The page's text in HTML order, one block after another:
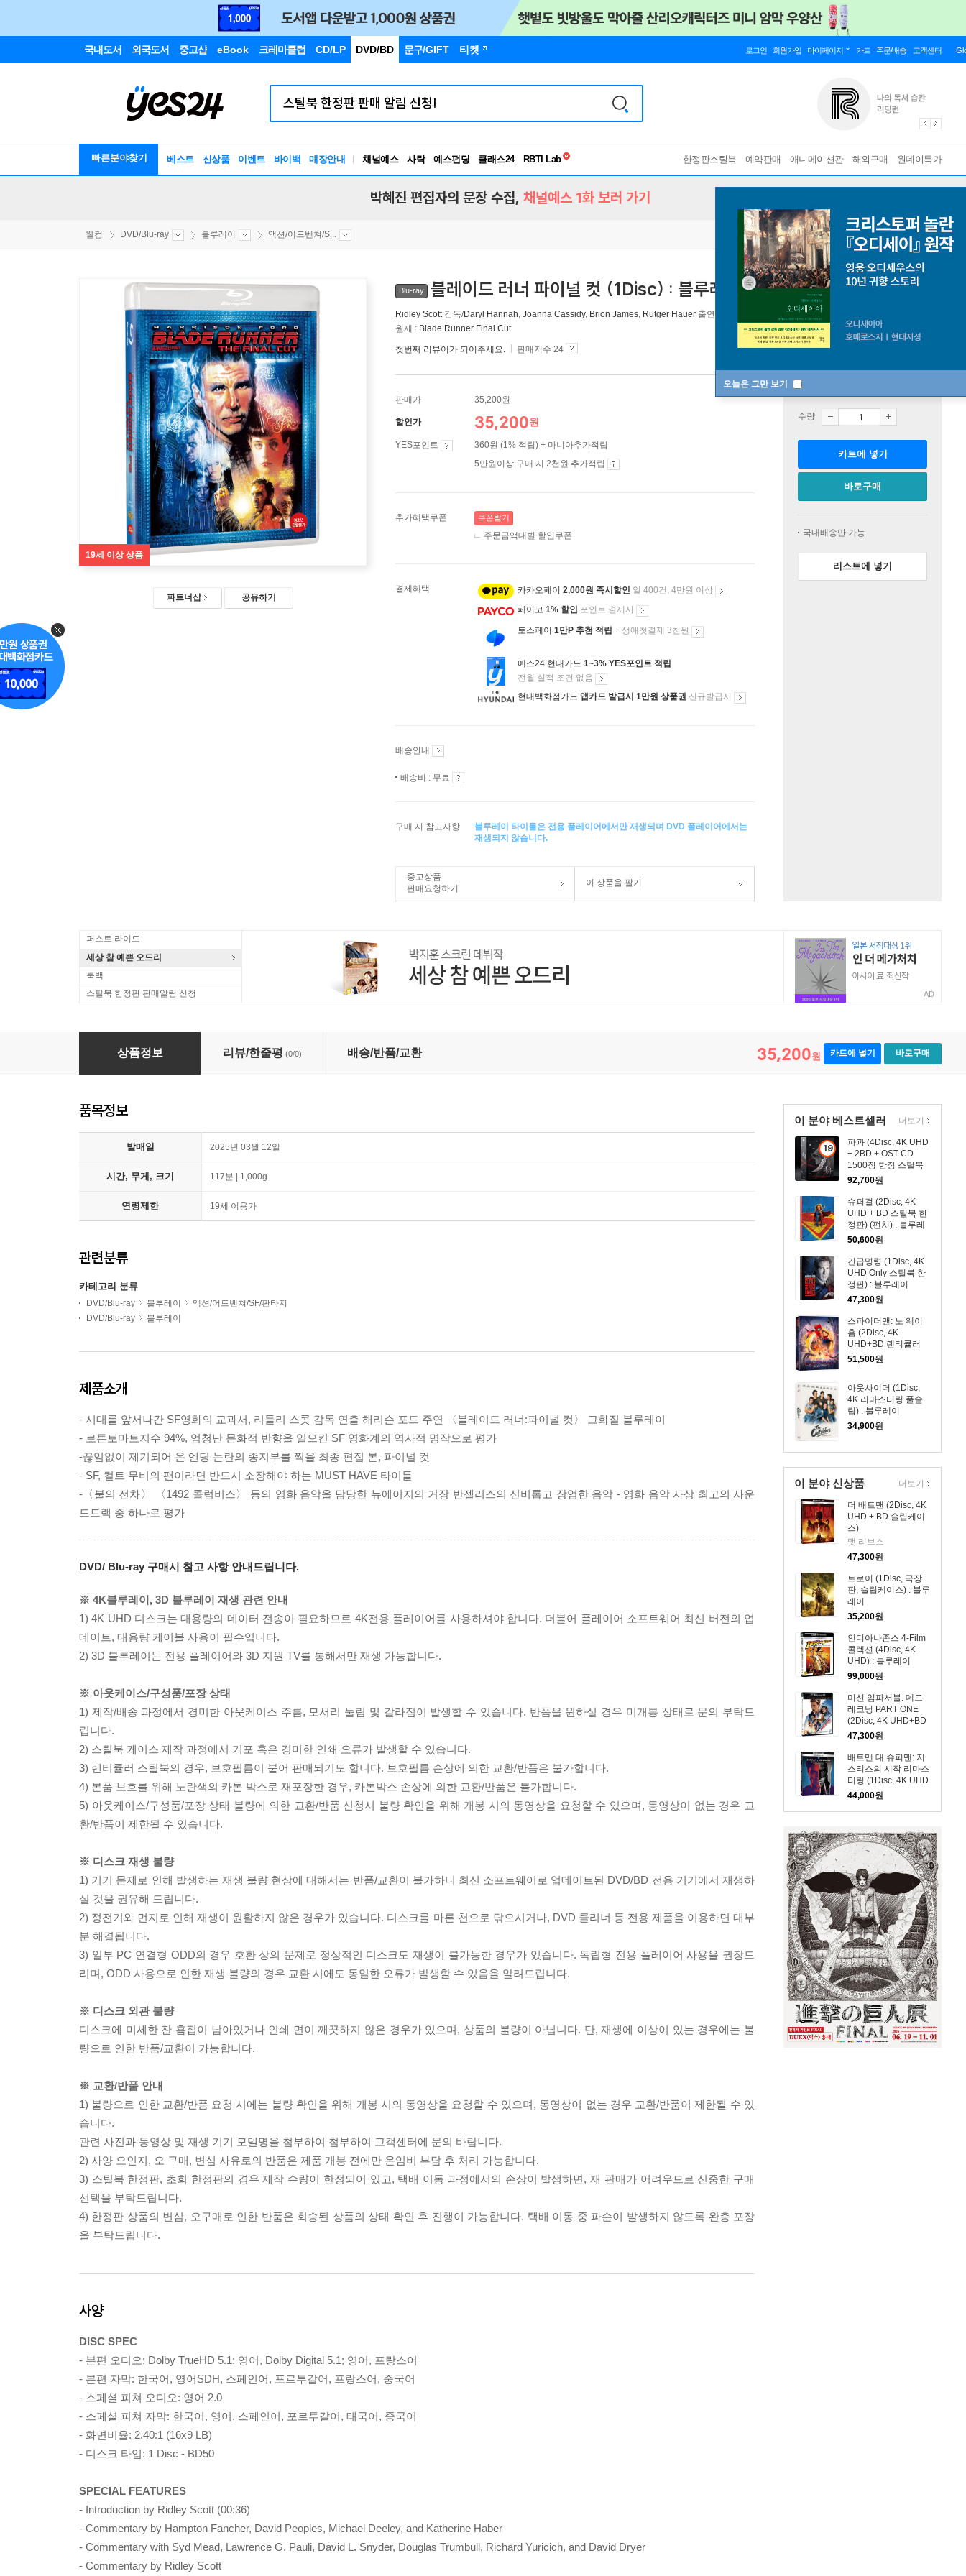
국내도서 외국도서 중고샵 eBook 크레마클럽 CD/LP DVD/BD 문구/GIFT 티켓 로그인 회원가입 마이페이지 카트 주문/배송 고객센터
빠른분야찾기 베스트 신상품 이벤트 바이백 매장안내 채널예스 사락 예스펀딩 클래스24
독서유형검사
한정판스틸북 예약판매 애니메이션관 해외구매 원데이특가
오늘은 그만 보기
박혜진 편집자의 문장 수집, 채널예스 1화 보러 가기
웰컴 DVD/Blu-ray 블루레이 액션/어드벤쳐/S...
19세 이상 상품
파트너샵 공유하기
Blu-ray 블레이드 러너 파이널 컷 (1Disc) : 블루레이
Ridley Scott감독/Daryl Hannah, Joanna Cassidy, Brion James, Rutger Hauer 출연 외 1명 워너브러더스
원제 : Blade Runner Final Cut
첫번째 리뷰어가 되어주세요. 판매지수 24
판매가 35,200원
할인가 35,200원
YES포인트
360원 (1% 적립) + 마니아추가적립
5만원이상 구매 시 2천원 추가적립
추가혜택쿠폰 쿠폰받기
주문금액대별 할인쿠폰
결제혜택 카카오페이 2,000원 즉시할인 일 400건, 4만원 이상
페이코 1% 할인 포인트 결제시
토스페이 1만P 추첨 적립 + 생애첫결제 3천원
예스24 현대카드 1~3% YES포인트 적립
전월 실적 조건 없음
현대백화점카드 앱카드 발급시 1만원 상품권 신규발급시
배송안내
배송비 : 무료
구매 시 참고사항
블루레이 타이틀은 전용 플레이어에서만 재생되며 DVD 플레이어에서는
재생되지 않습니다.
중고상품
판매요청하기
이 상품을 팔기
수량
카트에 넣기
바로구매
국내배송만 가능
리스트에 넣기
퍼스트 라이드
세상 참 예쁜 오드리
룩백
스틸북 한정판 판매알림 신청
AD
블레이드 러너 파이널 컷 (1Disc) : 블루레이
상품정보 리뷰/한줄평 (0/0) 배송/반품/교환 35,200원 카트에 넣기 바로구매
이 분야 베스트셀러
19
세
이
상
품
파과 (4Disc, 4K UHD
+ 2BD + OST CD
1500장 한정 스틸북
한정판) : 블루레이
92,700원
슈퍼걸 (2Disc, 4K
UHD + BD 스틸북 한
정판) (펀치) : 블루레
이
50,600원
긴급명령 (1Disc, 4K
UHD Only 스틸북 한
정판) : 블루레이
47,300원
스파이더맨: 노 웨이
홈 (2Disc, 4K
UHD+BD 렌티큘러
풀슬립 B1 스틸북 넘
51,500원
아웃사이더 (1Disc,
4K 리마스터링 풀슬
립) : 블루레이
34,900원
더보기
이 분야 신상품
더 배트맨 (2Disc, 4K
UHD + BD 슬립케이
스)
맷 리브스
47,300원
트로이 (1Disc, 극장
판, 슬립케이스) : 블루
레이
35,200원
인디아나존스 4-Film
콜렉션 (4Disc, 4K
UHD) : 블루레이
99,000원
미션 임파서블: 데드
레코닝 PART ONE
(2Disc, 4K UHD+BD
Bonus, 일반판) : 블루
47,300원
배트맨 대 슈퍼맨: 저
스티스의 시작 리마스
터링 (1Disc, 4K UHD
Only 슬립케이스 한정
44,000원
더보기
품목정보
발매일 2025년 03월 12일
시간, 무게, 크기 117분 | 1,000g
연령제한 19세 이용가
관련분류
카테고리 분류
DVD/Blu-ray 블루레이
액션/어드벤쳐/SF/판타지
DVD/Blu-ray
블루레이
제품소개
- 시대를 앞서나간 SF영화의 교과서, 리들리 스콧 감독 연출 해리슨 포드 주연 〈블레이드 러너:파이널 컷〉 고화질 블루레이
- 로튼토마토지수 94%, 엄청난 문화적 반향을 일으킨 SF 영화계의 역사적 명작으로 평가
-끊임없이 제기되어 온 엔딩 논란의 종지부를 찍을 최종 편집 본, 파이널 컷
- SF, 컬트 무비의 팬이라면 반드시 소장해야 하는 MUST HAVE 타이틀
-〈불의 전차〉 〈1492 콜럼버스〉 등의 영화 음악을 담당한 뉴에이지의 거장 반젤리스의 신비롭고 장엄한 음악 - 영화 음악 사상 최고의 사운
드트랙 중 하나로 평가
DVD/ Blu-ray 구매시 참고 사항 안내드립니다.
※ 4K블루레이, 3D 블루레이 재생 관련 안내
1) 4K UHD 디스크는 대용량의 데이터 전송이 필요하므로 4K전용 플레이어를 사용하셔야 합니다. 더불어 플레이어 소프트웨어 최신 버전의 업
데이트, 대용량 케이블 사용이 필수입니다.
2) 3D 블루레이는 전용 플레이어와 3D 지원 TV를 통해서만 재생 가능합니다.
※ 아웃케이스/구성품/포장 상태
1) 제작/배송 과정에서 경미한 아웃케이스 주름, 모서리 눌림 및 갈라짐이 발생할 수 있습니다. 반품을 원하실 경우 미개봉 상태로 문의 부탁드
립니다.
2) 스틸북 케이스 제작 과정에서 기포 혹은 경미한 인쇄 오류가 발생할 수 있습니다.
3) 렌티큘러 스틸북의 경우, 보호필름이 붙어 판매되기도 합니다. 보호필름 손상에 의한 교환/반품은 불가합니다.
4) 본품 보호를 위해 노란색의 카톤 박스로 재포장한 경우, 카톤박스 손상에 의한 교환/반품은 불가합니다.
5) 아웃케이스/구성품/포장 상태 불량에 의한 교환/반품 신청시 불량 확인을 위해 개봉 시의 동영상을 요청할 수 있으며, 동영상이 없는 경우 교
환/반품이 제한될 수 있습니다.
※ 디스크 재생 불량
1) 기기 문제로 인해 발생하는 재생 불량 현상에 대해서는 반품/교환이 불가하니 최신 소프트웨어로 업데이트된 DVD/BD 전용 기기에서 재생하
실 것을 권유해 드립니다.
2) 정전기와 먼지로 인해 재생이 원활하지 않은 경우가 있습니다. 디스크를 마른 천으로 닦으시거나, DVD 클리너 등 전용 제품을 이용하면 대부
분 해결됩니다.
3) 일부 PC 연결형 ODD의 경우 호환 상의 문제로 정상적인 디스크도 재생이 불가능한 경우가 있습니다. 독립형 전용 플레이어 사용을 권장드
리며, ODD 사용으로 인한 재생 불량의 경우 교환 시에도 동일한 오류가 발생할 수 있음을 알려드립니다.
※ 디스크 외관 불량
디스크에 미세한 잔 흠집이 남아있거나 인쇄 면이 깨끗하지 않은 경우가 있으며, 상품의 불량이 아닙니다. 단, 재생에 이상이 있는 경우에는 불
량으로 인한 반품/교환이 가능합니다.
※ 교환/반품 안내
1) 불량으로 인한 교환/반품 요청 시에는 불량 확인을 위해 개봉 시의 동영상을 요청할 수 있으며, 동영상이 없는 경우 교환/반품이 제한될 수 있
습니다.
관련 사진과 동영상 및 재생 기기 모델명을 첨부하여 첨부하여 고객센터에 문의 바랍니다.
2) 사양 오인지, 오 구매, 변심 사유로의 반품은 제품 개봉 전에만 운임비 부담 후 처리 가능합니다.
3) 스틸북 한정판, 초회 한정판의 경우 제작 수량이 한정되어 있고, 택배 이동 과정에서의 손상이 발생하면, 재 판매가 어려우므로 신중한 구매
선택을 부탁드립니다.
4) 한정판 상품의 변심, 오구매로 인한 반품은 회송된 상품의 상태 확인 후 진행이 가능합니다. 택배 이동 중 파손이 발생하지 않도록 완충 포장
을 부탁드립니다.
사양
DISC SPEC
- 본편 오디오: Dolby TrueHD 5.1: 영어, Dolby Digital 5.1; 영어, 프랑스어
- 본편 자막: 한국어, 영어SDH, 스페인어, 포르투갈어, 프랑스어, 중국어
- 스페셜 피쳐 오디오: 영어 2.0
- 스페셜 피쳐 자막: 한국어, 영어, 스페인어, 포르투갈어, 태국어, 중국어
- 화면비율: 2.40:1 (16x9 LB)
- 디스크 타입: 1 Disc - BD50
SPECIAL FEATURES
- Introduction by Ridley Scott (00:36)
- Commentary by Hampton Fancher, David Peoples, Michael Deeley, and Katherine Haber
- Commentary with Syd Mead, Lawrence G. Pauli, David L. Snyder, Douglas Trumbull, Richard Yuricich, and David Dryer
- Commentary by Ridley Scott